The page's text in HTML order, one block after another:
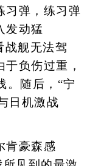
习弹，练习弹
发动猛
战舰无法驾
负伤过重，
。随后，“宁
日机激战
豪森感